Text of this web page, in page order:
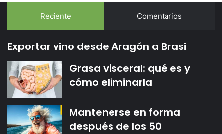
Reciente Comentarios
Exportar vino desde Aragón a Brasi
Grasa visceral: qué es y
cómo eliminarla
Mantenerse en forma
después de los 50